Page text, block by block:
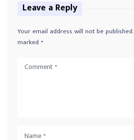
Leave a Reply
Your email address will not be published.
marked *